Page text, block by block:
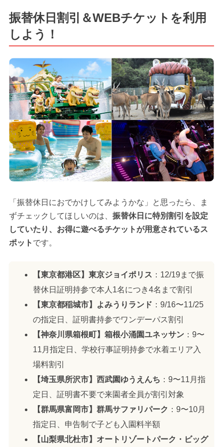
振替休日割引＆WEBチケットを利用
しよう！
「振替休日におでかけしてみようかな」と思ったら、ま
ずチェックしてほしいのは、 振替休日に特別割引を設定
していたり、お得に遊べるチケットが用意されているス
ポット です。
【東京都港区】東京ジョイポリス ：12/19まで振
替休日証明持参で本人1名につき4名まで割引
【東京都稲城市】よみうりランド ：9/16〜11/25
の指定日、証明書持参でワンデーパス割引
【神奈川県箱根町】箱根小涌園ユネッサン：9〜
11月指定日、学校行事証明持参で水着エリア入
場料割引
【埼玉県所沢市】西武園ゆうえんち ：9〜11月指
定日、証明書不要で来園者全員が割引対象
【群馬県富岡市】群馬サファリパーク ：9〜10月
指定日、申告制で子ども入園料半額
【山梨県北杜市】オートリゾートパーク・ビッグ